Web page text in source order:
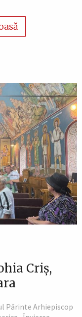
Criș,
Părinte Arhiepiscop